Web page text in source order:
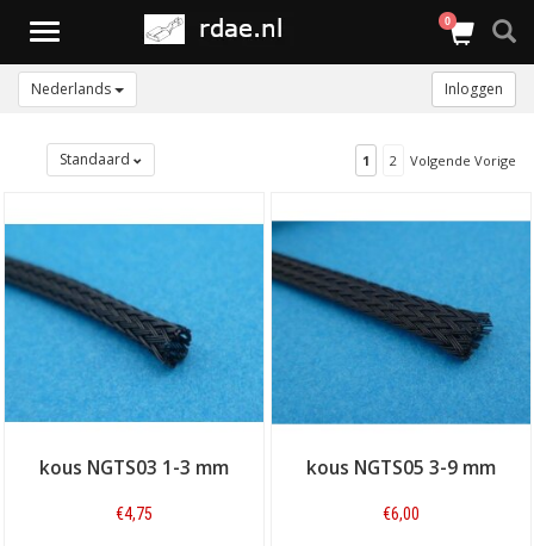
Toggle
0
Nederlands Inloggen
Standaard 1 2 Volgende Vorige
kous NGTS03 1-3 mm
€4,75
kous NGTS05 3-9 mm
€6,00